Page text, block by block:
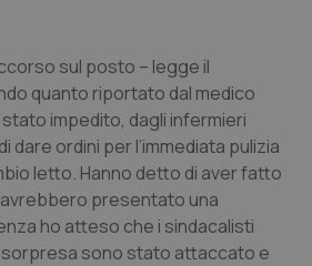
sul posto – legge il
quanto riportato dal medico
impedito, dagli infermieri
dare ordini per l’immediata pulizia
letto. Hanno detto di aver fatto
presentato una
ho atteso che i sindacalisti
sono stato attaccato e